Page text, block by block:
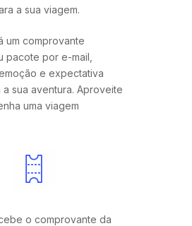
a sua viagem.
um comprovante
pacote por e-mail,
e expectativa
sua aventura. Aproveite
uma viagem
o comprovante da